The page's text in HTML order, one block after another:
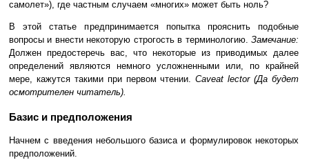
самолет»), где частным случаем «многих» может быть ноль?
В этой статье предпринимается попытка прояснить подобные
вопросы и внести некоторую строгость в терминологию. Замечание:
Должен предостеречь вас, что некоторые из приводимых далее
определений являются немного усложненными или, по крайней
мере, кажутся такими при первом чтении.Caveat lector (Да будет
осмотрителен читатель).
Базис и предположения
Начнем с введения небольшого базиса и формулировок некоторых
предположений.